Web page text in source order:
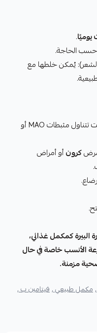
.
الحاجة.
يُمكن خلطها مع
، تجنّبها إذا كنت تتناول مثبطات MAO أو
كرونأو أمراض
كمكمل غذائي،
الأنسب خاصة في حال
مزمنة.
مكمل طبيعي ,فيتامين ب ,